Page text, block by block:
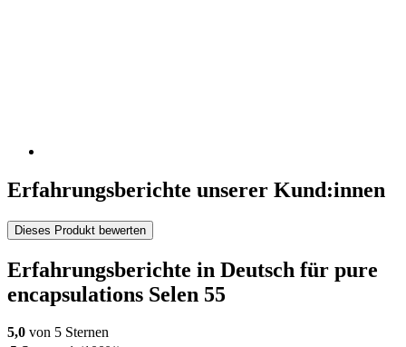
Erfahrungsberichte unserer Kund:innen
Dieses Produkt bewerten
Erfahrungsberichte in Deutsch für pure
encapsulations Selen 55
5,0 von 5 Sternen